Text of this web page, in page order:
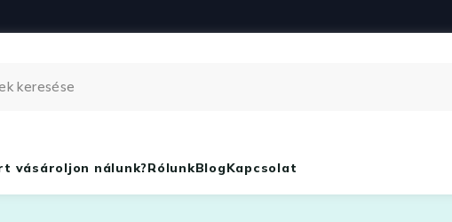
vásároljon nálunk?RólunkBlogKapcsolat